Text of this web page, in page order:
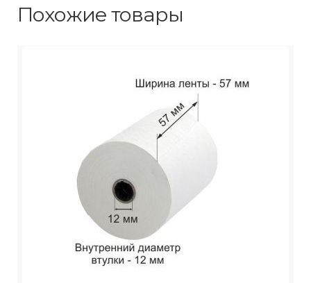
Похожие товары